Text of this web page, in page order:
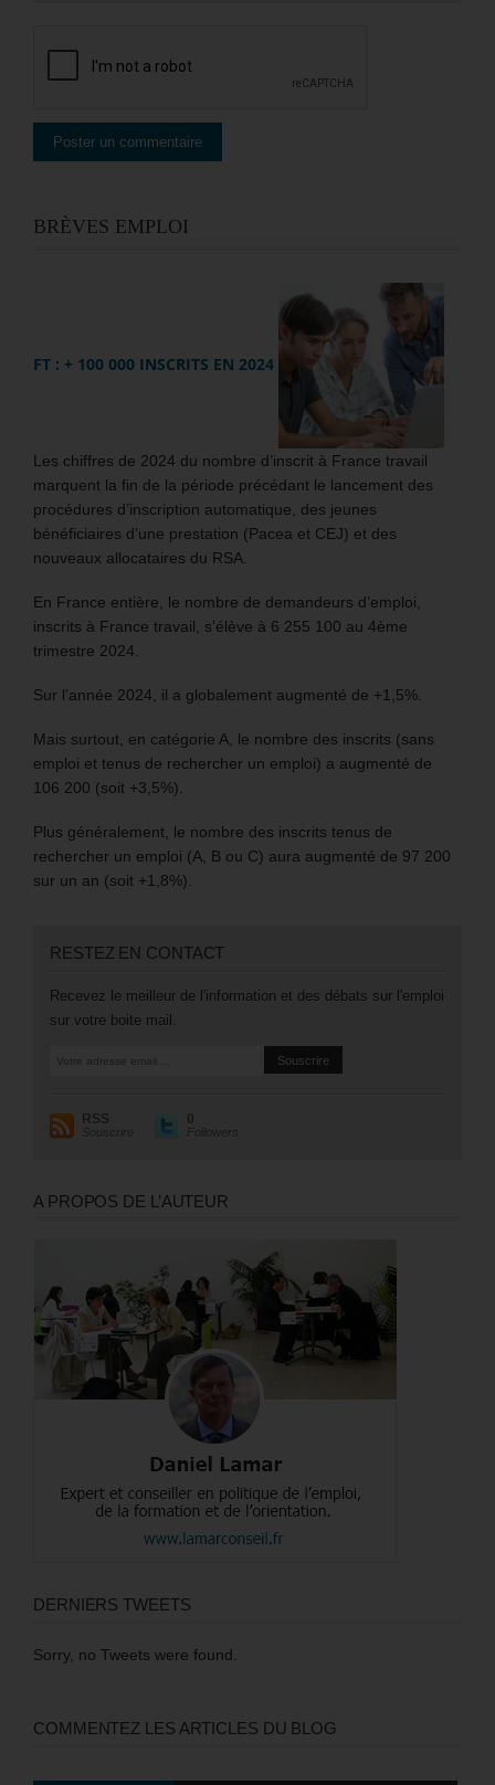
BRÈVES EMPLOI
FT : + 100 000 INSCRITS EN 2024
Les chiffres de 2024 du nombre d’inscrit à France travail
marquent la fin de la période précédant le lancement des
procédures d’inscription automatique, des jeunes
bénéficiaires d’une prestation (Pacea et CEJ) et des
nouveaux allocataires du RSA.
En France entière, le nombre de demandeurs d’emploi,
inscrits à France travail, s’élève à 6 255 100 au 4ème
trimestre 2024.
Sur l’année 2024, il a globalement augmenté de +1,5%.
Mais surtout, en catégorie A, le nombre des inscrits (sans
emploi et tenus de rechercher un emploi) a augmenté de
106 200 (soit +3,5%).
Plus généralement, le nombre des inscrits tenus de
rechercher un emploi (A, B ou C) aura augmenté de 97 200
sur un an (soit +1,8%).
RESTEZ EN CONTACT
Recevez le meilleur de l'information et des débats sur l'emploi
sur votre boite mail.
RSS
Souscrire
0
Followers
A PROPOS DE L’AUTEUR
DERNIERS TWEETS
Sorry, no Tweets were found.
COMMENTEZ LES ARTICLES DU BLOG